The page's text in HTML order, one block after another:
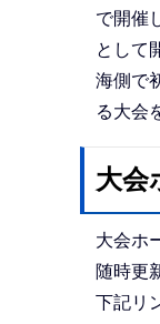
で開催
として
海側で
る大会
大会
大会ホ
随時更
下記リ